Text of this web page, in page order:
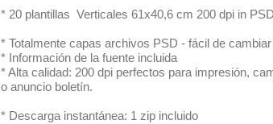
* 20 plantillas  Verticales 61x40,6 cm 200 dpi in
* Totalmente capas archivos PSD - fácil de
* Información de la fuente incluida
* Alta calidad: 200 dpi perfectos para impresión,
o anuncio boletín.
* Descarga instantánea: 1 zip incluido